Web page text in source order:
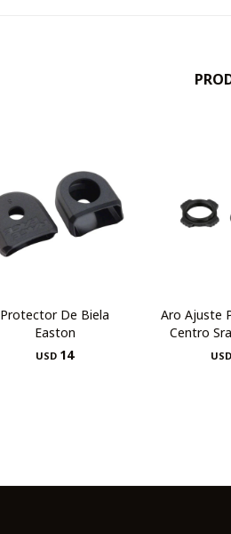
Protector De Biela
Easton
USD 14
Aro Ajuste
Centro
USD